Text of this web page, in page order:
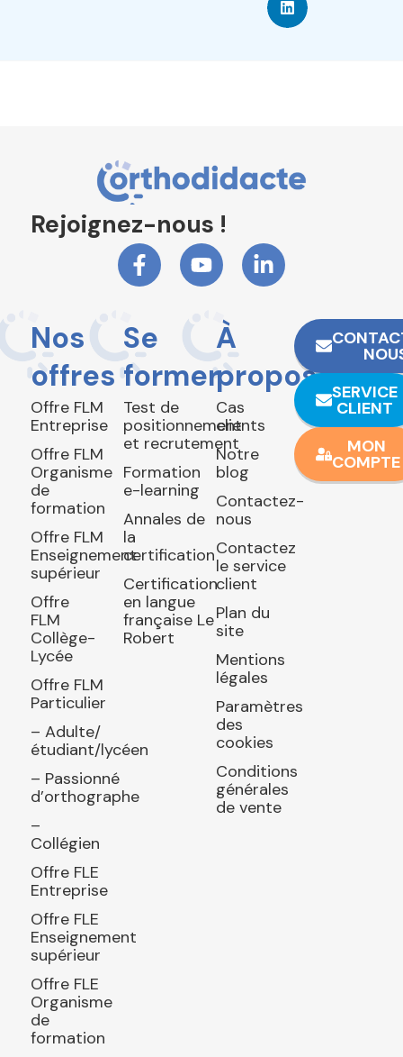
Rejoignez-nous !
Nos
offres
Offre FLM
Entreprise
Offre FLM
Organisme
de
formation
Offre FLM
Enseignement
supérieur
Offre
FLM
Collège-
Lycée
Offre FLM
Particulier
– Adulte/
étudiant/lycéen
– Passionné
d’orthographe
–
Collégien
Offre FLE
Entreprise
Offre FLE
Enseignement
supérieur
Offre FLE
Organisme
de
formation
Se
former
Test de
positionnement
et recrutement
Formation
e-learning
Annales de
la
certification
Certification
en langue
française Le
Robert
À
propos
Cas
clients
Notre
blog
Contactez-
nous
Contactez
le service
client
Plan du
site
Mentions
légales
Paramètres
des
cookies
Conditions
générales
de vente
SERVICE
CLIENT
MON
COMPTE